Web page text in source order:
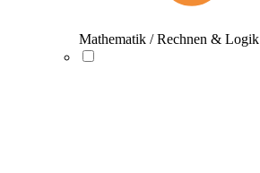
Mathematik / Rechnen & Logik